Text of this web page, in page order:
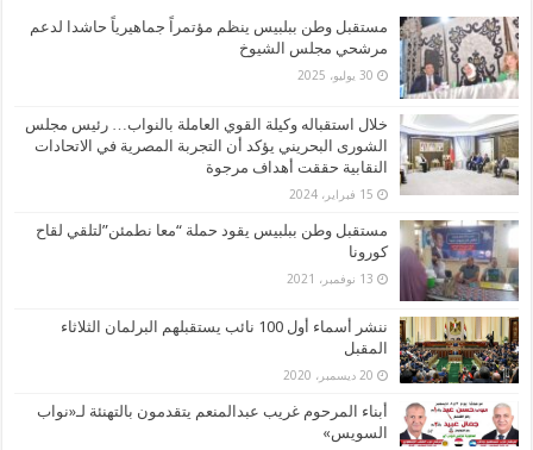
مستقبل وطن ببلبيس ينظم مؤتمراً جماهيرياً حاشدا لدعم
مرشحي مجلس الشيوخ
30 يوليو، 2025
خلال استقباله وكيلة القوي العاملة بالنواب… رئيس مجلس
الشورى البحريني يؤكد أن التجربة المصرية في الاتحادات
النقابية حققت أهداف مرجوة
15 فبراير، 2024
مستقبل وطن ببلبيس يقود حملة “معا نطمئن”لتلقي لقاح
كورونا
13 نوفمبر، 2021
ننشر أسماء أول 100 نائب يستقبلهم البرلمان الثلاثاء
المقبل
20 ديسمبر، 2020
أبناء المرحوم غريب عبدالمنعم يتقدمون بالتهنئة لـ«نواب
السويس»